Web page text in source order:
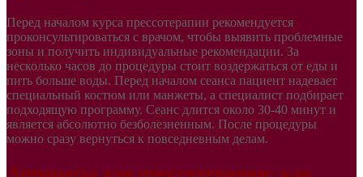
Перед началом курса прессотерапии рекомендуется
проконсультироваться с врачом, чтобы выявить проблемные
зоны и получить индивидуальные рекомендации. За
несколько часов до процедуры стоит воздержаться от еды и
пить больше воды. Перед началом сеанса пациент надевает
специальный костюм или манжеты, а специалист подбирает
подходящую программу. Сеанс длится около 30-40 минут и
является абсолютно безболезненным. После процедуры
можно сразу вернуться к повседневным делам.